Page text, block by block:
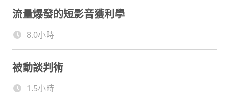
導。多家上市企業高階主管及學員均形容：「這個
課程應該全公司都要上！」
流量爆發的短影音獲利學
8.0小時
被動談判術
1.5小時